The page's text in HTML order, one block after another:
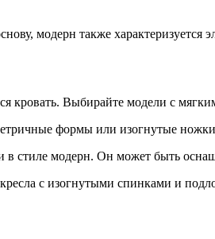
модерн также характеризуется
кровать. Выбирайте модели с
формы или изогнутые
стиле модерн. Он может быть
с изогнутыми спинками и